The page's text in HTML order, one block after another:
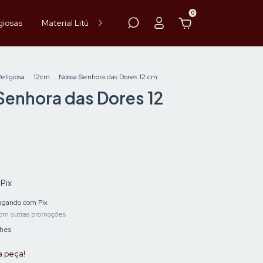
Material Litúrgico Paramentos
0
. 12cm . Nossa Senhora das Dores 12 cm
das Dores 12
Pix
com Pix
outras promoções
peça!